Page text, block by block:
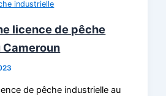
industrielle
licence de pêche
de pêche industrielle au